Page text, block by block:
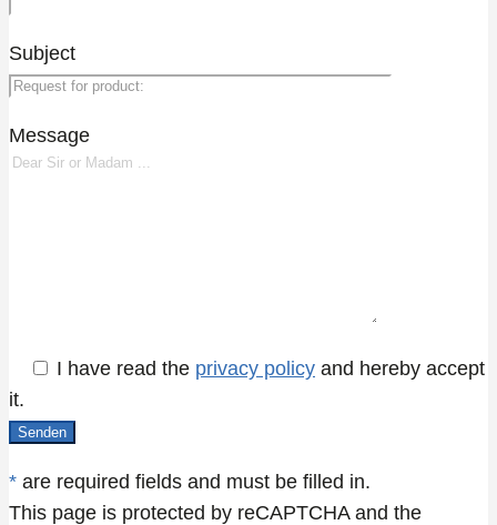
Subject
Message
I have read the privacy policy and hereby accept
it.
* are required fields and must be filled in.
This page is protected by reCAPTCHA and the